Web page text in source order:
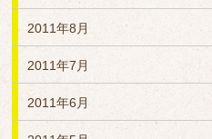
2011年8月
2011年7月
2011年6月